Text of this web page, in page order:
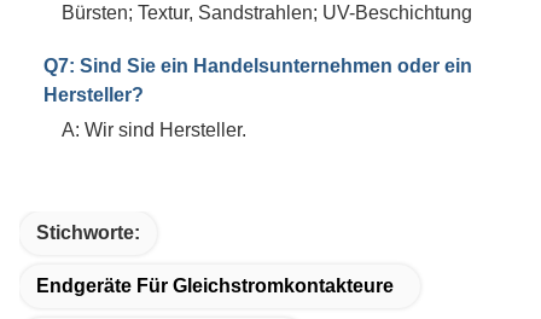
Bürsten; Textur, Sandstrahlen; UV-Beschichtung
Q7: Sind Sie ein Handelsunternehmen oder ein
Hersteller?
A: Wir sind Hersteller.
Stichworte:
Endgeräte Für Gleichstromkontakteure